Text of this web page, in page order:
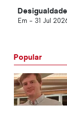
Em - 31 Jul
Popular